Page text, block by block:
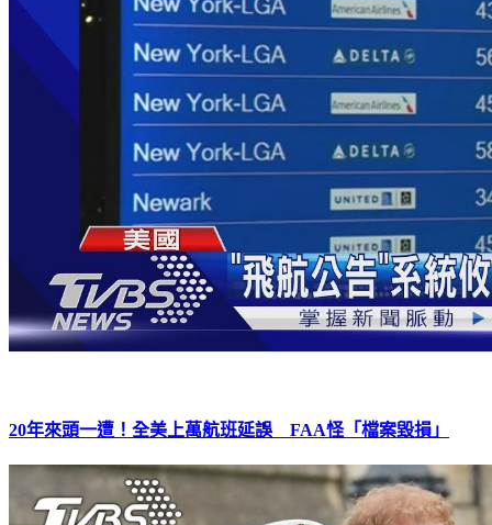
20年來頭一遭！全美上萬航班延誤 FAA怪「檔案毀損」